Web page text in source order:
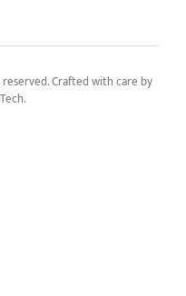
reserved. Crafted with care by
.